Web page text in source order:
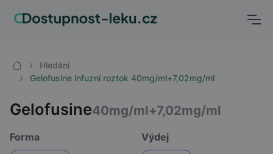
Hledání
Gelofusine infuzní roztok 40mg/ml+7,02mg/ml
Gelofusine40mg/ml+7,02mg/ml
Forma Výdej